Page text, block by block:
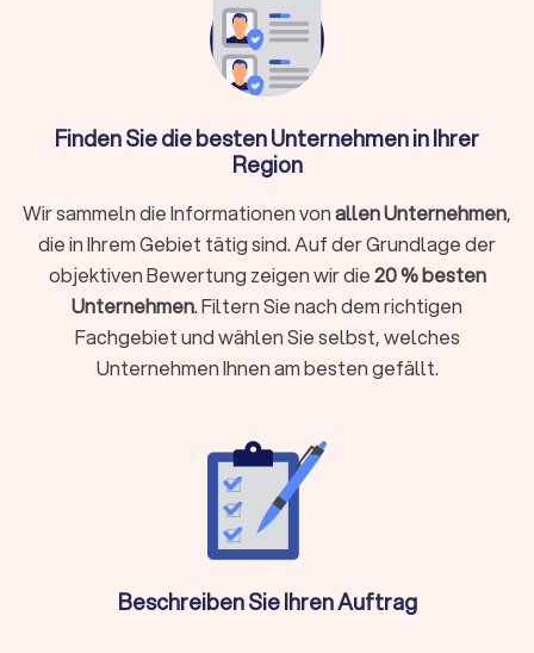
Wann brauche ich überhaupt einen
Nicht in jeder Situation ist ein Steuerberater zwingend
erforderlich. Für einfache Arbeitnehmer-Steuererklärungen
ohne Zusatzeinkünfte reicht oft die Software ELSTER oder
ein Lohnsteuerhilfeverein. Ein Steuerberater lohnt sich
Selbstständig, freiberuflich tätig sind oder ein
Unternehmen führen
Einkünfte aus Vermietung, Kapitalvermögen oder anderen
Einkunftsarten haben
Komplexe steuerliche Sachverhalte vorliegen wie
Auslandseinkünfte, Erbschaften oder Beteiligungen
Steueroptimierung und proaktive Gestaltungsberatung
Als Faustregel gilt: Wenn die mögliche Steuerersparnis oder
Zeitersparnis die Kosten übersteigt, ist die Investition
Finden Sie die besten Unternehmen in Ihrer
Region
Wir sammeln die Informationen vonallen Unternehmen,
die in Ihrem Gebiet tätig sind. Auf der Grundlage der
objektiven Bewertung zeigen wir die20 % besten
Unternehmen. Filtern Sie nach dem richtigen
Fachgebiet und wählen Sie selbst, welches
Unternehmen Ihnen am besten gefällt.
Beschreiben Sie Ihren Auftrag